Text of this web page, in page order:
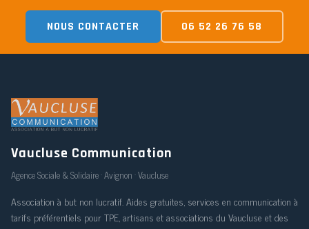
NOUS CONTACTER 06 52 26 76 58
Vaucluse Communication
Agence Sociale & Solidaire · Avignon · Vaucluse
Association à but non lucratif. Aides gratuites, services en communication à
tarifs préférentiels pour TPE, artisans et associations du Vaucluse et des